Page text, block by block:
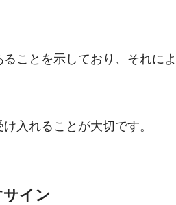
ことを示しており、それに
入れることが大切です。
イン